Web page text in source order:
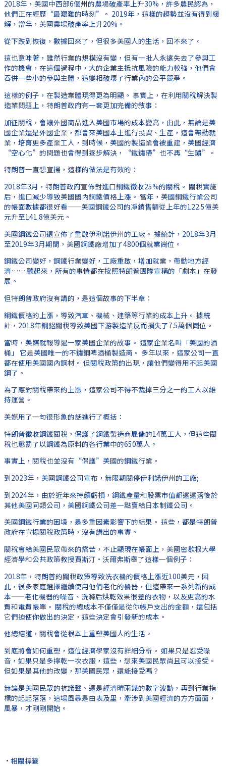
2018年，美國中西部6個州的農場破產率上升30%，許多農民認為，
他們正在經歷“最艱難的時刻”。 2019年，這樣的趨勢並沒有得到緩
解，當年，美國農場破產率上升20%。
從下跌到恢復，數據回來了，但很多美國人的生活，回不來了。
這也意味著，雖然行業的規模沒有變，但有一批人永遠失去了參與工
作的機會，在這個過程中，大的企業主抵抗風險的能力較強，他們會
吞併一些小的參與主體，這變相破壞了行業內的公平競爭。
這樣的例子，在製造業體現得更為明顯。 事實上，在利用關稅解決製
造業問題上，特朗普政府有一套更加完備的敘事：
加征關稅，會讓外國商品進入美國市場的成本變高，由此，無論是美
國企業還是外國企業，都會來美國本土進行投資、生產，這會帶動就
業，培育更多產業工人，到時候，美國的製造業會被重建，美國經濟
“空心化”的問題也會得到逐步解決，“鐵鏽帶”也不再“生鏽”。
特朗普一直想宣揚，這樣的做法是有效的：
2018年3月，特朗普政府宣佈對進口鋼鐵徵收25%的關稅。 關稅實施
后，進口減少導致美國國內鋼鐵價格上漲。 當年，美國鋼鐵行業公司
的帳面數據都很好看——美國鋼鐵公司的凈銷售額從上年的122.5億美
元升至141.8億美元。
美國鋼鐵公司還宣佈了重啟伊利諾伊州的工廠。 據統計，2018年3月
至2019年3月期間，美國鋼鐵廠增加了4800個就業崗位。
鋼鐵公司變好，鋼鐵行業變好，工廠重啟，增加就業，帶動地方經
濟…… 聽起來，所有的事情都在按照特朗普團隊宣稱的「劇本」在發
展。
但特朗普政府沒有講的，是這個故事的下半章：
鋼鐵價格的上漲，導致汽車、機械、建築等行業的成本上升。 據統
計，2018年鋼鋁關稅導致美國下游製造業反而損失了7.5萬個崗位。
當時，美媒就報導過一家美國企業的故事。 這家企業名叫「美國的酒
桶」 它是美國唯一的不鏽鋼啤酒桶製造商。 多年以來，這家公司一直
都在使用美國國內鋼材。 但關稅政策的出現，讓他們變得用不起美國
鋼了。
為了應對關稅帶來的上漲，這家公司不得不裁掉三分之一的工人以維
持運營。
美媒用了一句很形象的話進行了概括：
特朗普徵收鋼鐵關稅，保護了鋼鐵製造商雇傭的14萬工人，但這些關
稅也懲罰了以鋼鐵為原料的各行業中的650萬人。
事實上，關稅也並沒有“保護”美國的鋼鐵行業。
到2023年，美國鋼鐵公司宣布，無限期關停伊利諾伊州的工廠;
到2024年，由於近年來持續虧損，鋼鐵產量和股票市值都遠遠落後於
其他美國同類公司，美國鋼鐵公司差一點賣給日本制鐵公司。
美國鋼鐵行業的困境，是多重因素影響下的結果。 這些，都是特朗普
政府在宣揚關稅政策時，沒有講出的事實。
關稅會給美國民眾帶來的痛苦，不止顯現在帳面上，美國密歇根大學
經濟學和公共政策教授賈斯汀·沃爾弗斯舉了這樣一個例子：
2018年，特朗普的關稅政策導致洗衣機的價格上漲近100美元，因
此，很多家庭選擇繼續使用他們老化的機器，但這帶來一系列新的成
本——老化機器的噪音、洗滌后烘乾效果很差的衣物，以及更高的水
費和電費帳單。 關稅的總成本不僅僅是從你帳戶支出的金額，還包括
它們迫使你做出的決定，這些決定會引發新的成本。
他總結道，關稅會從根本上重塑美國人的生活。
到底將會如何重塑，這位經濟學家沒有詳細分析。 如果只是忍受噪
音，如果只是多擰乾一次衣服，這些，想來美國民眾尚且可以接受。
但如果是其他的改變，那美國民眾，還能接受嗎？
無論是美國民眾的抗議聲、還是經濟晴雨錶的數字波動，再到行業指
標的起起落落，這場風暴是由表及里，牽涉到美國經濟的方方面面，
風暴，才剛剛開始。
·相關標籤